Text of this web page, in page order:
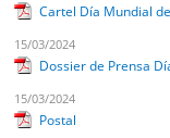
Cartel Día Mundial
15/03/2024
Dossier de Prensa
15/03/2024
Postal